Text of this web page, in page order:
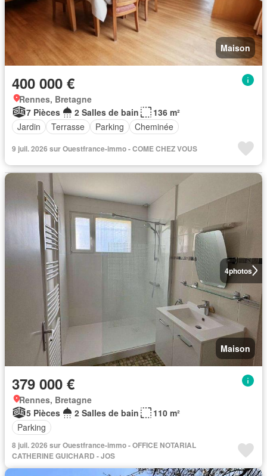
Maison
400 000 €
Rennes, Bretagne
7 Pièces
2 Salles de bain
136 m²
Jardin
Terrasse Parking Cheminée
9 juil. 2026 sur Ouestfrance-immo - COME CHEZ VOUS
4photos
Maison
379 000 €
Rennes, Bretagne
5 Pièces
2 Salles de bain
110 m²
Parking
8 juil. 2026 sur Ouestfrance-immo - OFFICE NOTARIAL
CATHERINE GUICHARD - JOS